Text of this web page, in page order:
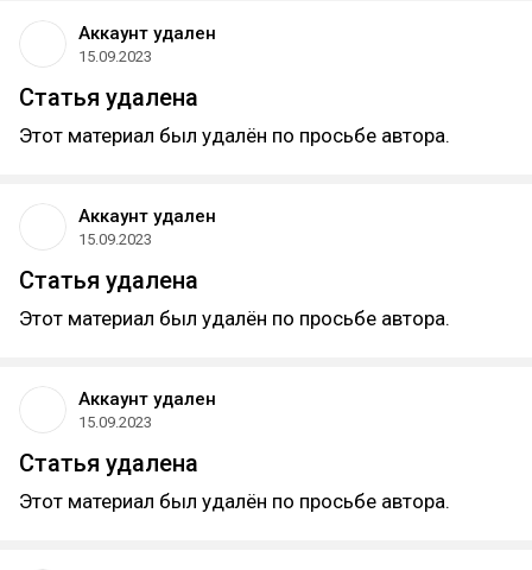
Аккаунт удален
15.09.2023
Статья удалена
Этот материал был удалён по просьбе автора.
Аккаунт удален
15.09.2023
Статья удалена
Этот материал был удалён по просьбе автора.
Аккаунт удален
15.09.2023
Статья удалена
Этот материал был удалён по просьбе автора.